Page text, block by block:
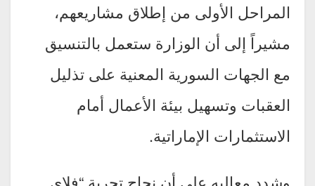
المراحل الأولى من إطلاق مشاريعهم،
مشيراً إلى أن الوزارة ستعمل بالتنسيق
مع الجهات السورية المعنية على تذليل
العقبات وتسهيل بيئة الأعمال أمام
الاستثمارات الإماراتية.
وشدد معاليه على أن نجاح تجربة “فلاي